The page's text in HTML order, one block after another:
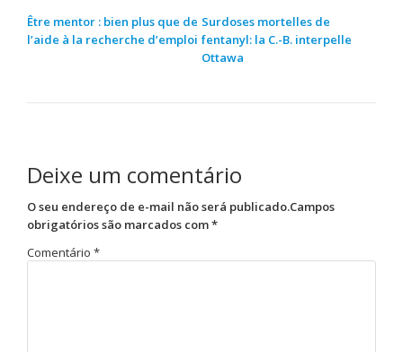
Être mentor : bien plus que de
l’aide à la recherche d’emploi
Surdoses mortelles de
fentanyl: la C.-B. interpelle
Ottawa
Deixe um comentário
O seu endereço de e-mail não será publicado.Campos
obrigatórios são marcados com*
Comentário *